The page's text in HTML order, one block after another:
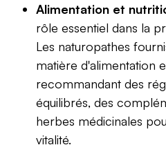
Alimentation et
rôle essentiel dans la
Les naturopathes
matière d'alimentation
recommandant des
équilibrés, des
herbes médicinales
vitalité.